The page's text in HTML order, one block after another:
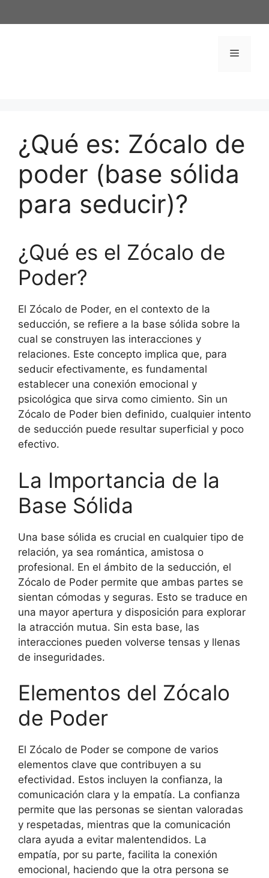
al
Menú
¿Qué es: Zócalo de
poder (base sólida
para seducir)?
¿Qué es el Zócalo de
Poder?
El Zócalo de Poder, en el contexto de la
seducción, se refiere a la base sólida sobre la
cual se construyen las interacciones y
relaciones. Este concepto implica que, para
seducir efectivamente, es fundamental
establecer una conexión emocional y
psicológica que sirva como cimiento. Sin un
Zócalo de Poder bien definido, cualquier intento
de seducción puede resultar superficial y poco
efectivo.
La Importancia de la
Base Sólida
Una base sólida es crucial en cualquier tipo de
relación, ya sea romántica, amistosa o
profesional. En el ámbito de la seducción, el
Zócalo de Poder permite que ambas partes se
sientan cómodas y seguras. Esto se traduce en
una mayor apertura y disposición para explorar
la atracción mutua. Sin esta base, las
interacciones pueden volverse tensas y llenas
de inseguridades.
Elementos del Zócalo
de Poder
El Zócalo de Poder se compone de varios
elementos clave que contribuyen a su
efectividad. Estos incluyen la confianza, la
comunicación clara y la empatía. La confianza
permite que las personas se sientan valoradas
y respetadas, mientras que la comunicación
clara ayuda a evitar malentendidos. La
empatía, por su parte, facilita la conexión
emocional, haciendo que la otra persona se